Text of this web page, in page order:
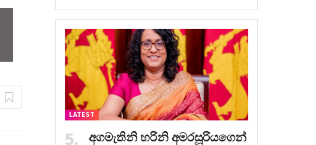
LATEST
අගමැතිනි හරිනි අමරසූරියගෙන්